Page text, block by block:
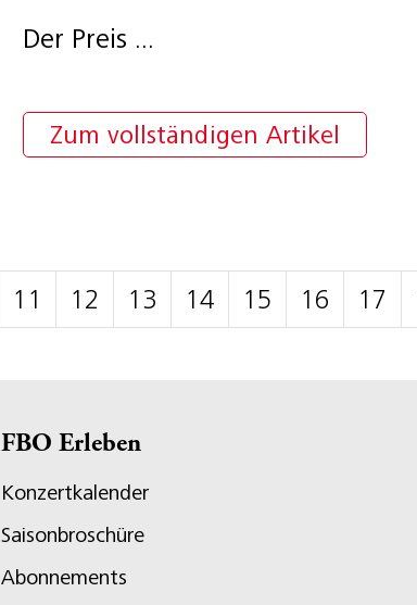
Der Preis ...
Zum vollständigen Artikel
11 12 13 14 15 16 17
FBO Erleben
Konzertkalender
Saisonbroschüre
Abonnements